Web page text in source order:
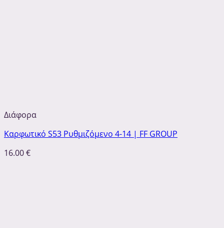
Διάφορα
Καρφωτικό S53 Ρυθμιζόμενο 4-14 | FF GROUP
16.00€